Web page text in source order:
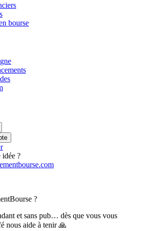
bourse
?
?
et sans pub… dès que vous vous
nous aide à tenir 🙏